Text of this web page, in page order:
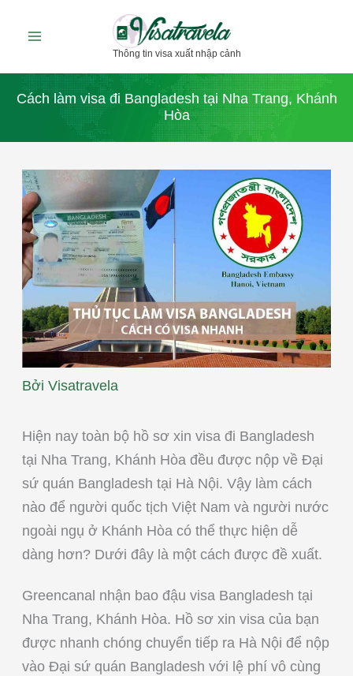
dung
Thông tin visa xuất nhập cảnh
Cách làm visa đi Bangladesh tại Nha Trang, Khánh
Hòa
Bởi Visatravela
Hiện nay toàn bộ hồ sơ xin visa đi Bangladesh
tại Nha Trang, Khánh Hòa đều được nộp về Đại
sứ quán Bangladesh tại Hà Nội. Vậy làm cách
nào để người quốc tịch Việt Nam và người nước
ngoài ngụ ở Khánh Hòa có thể thực hiện dễ
dàng hơn? Dưới đây là một cách được đề xuất.
Greencanal nhận bao đậu visa Bangladesh tại
Nha Trang, Khánh Hòa. Hồ sơ xin visa của bạn
được nhanh chóng chuyển tiếp ra Hà Nội để nộp
vào Đại sứ quán Bangladesh với lệ phí vô cùng